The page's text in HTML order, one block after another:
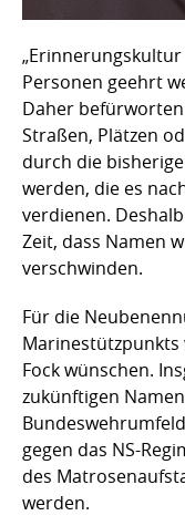
Personen geehrt
Daher
Straßen, Plätzen
durch die
werden, die es
verdienen.
Zeit, dass Namen
verschwinden.
Für die
Marinestützpunkts
Fock wünschen.
zukünftigen
gegen das NS-
des
werden.